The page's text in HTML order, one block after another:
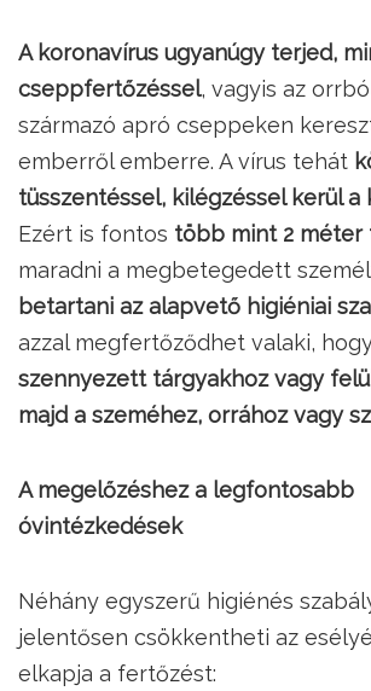
A koronavírus ugyanúgy terjed,
cseppfertőzéssel, vagyis az
származó apró cseppeken
emberről emberre. A vírus tehát
tüsszentéssel, kilégzéssel kerül
Ezért is fontos több mint 2 méter
maradni a megbetegedett
betartani az alapvető higiéniai
azzal megfertőződhet valaki,
szennyezett tárgyakhoz vagy
majd a szeméhez, orrához vagy
A megelőzéshez a legfontosabb
óvintézkedések
Néhány egyszerű higiénés
jelentősen csökkentheti az
elkapja a fertőzést: